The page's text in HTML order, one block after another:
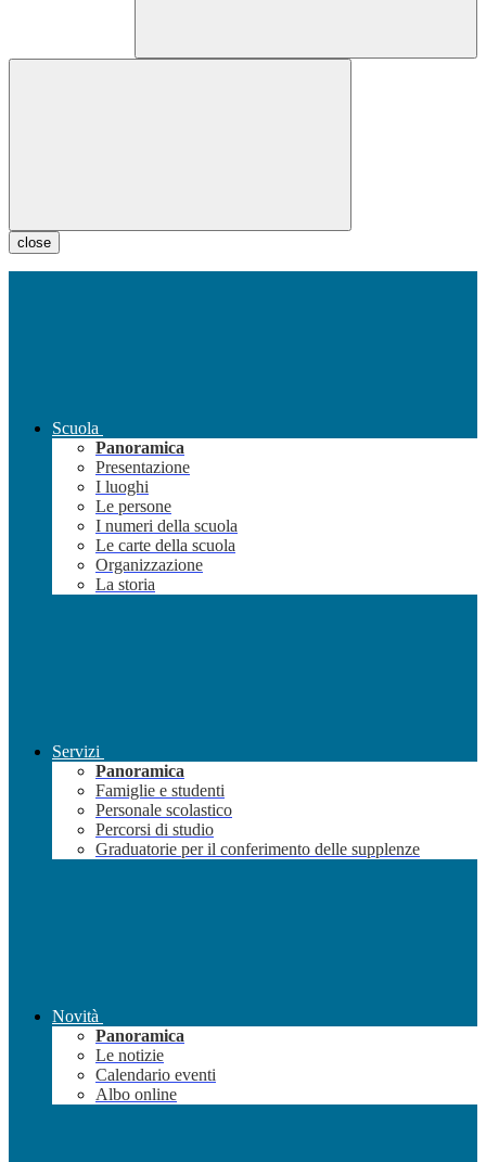
close
Scuola
Panoramica
Presentazione
I luoghi
Le persone
I numeri della scuola
Le carte della scuola
Organizzazione
La storia
Servizi
Panoramica
Famiglie e studenti
Personale scolastico
Percorsi di studio
Graduatorie per il conferimento delle supplenze
Novità
Panoramica
Le notizie
Calendario eventi
Albo online